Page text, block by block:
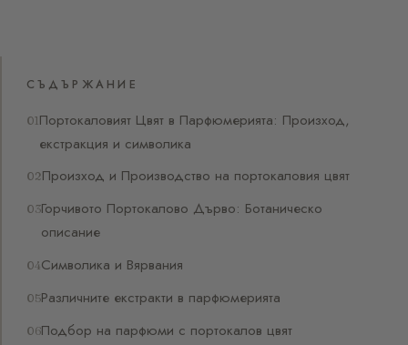
СЪДЪРЖАНИЕ
Портокаловият Цвят в Парфюмерията: Произход,
екстракция и символика
Произход и Производство на портокаловия цвят
Горчивото Портокалово Дърво: Ботаническо
описание
Символика и Вярвания
Различните екстракти в парфюмерията
Подбор на парфюми с портокалов цвят